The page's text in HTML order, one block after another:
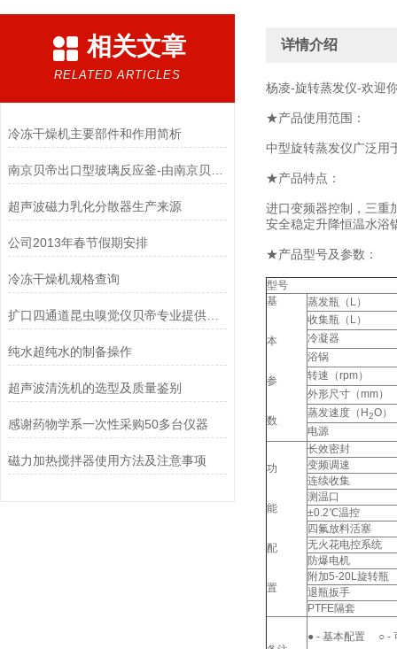
相关文章
RELATED ARTICLES
冷冻干燥机主要部件和作用简析
超声波磁力乳化分散器生产来源
公司2013年春节假期安排
冷冻干燥机规格查询
扩口四通道昆虫嗅觉仪贝帝专业提供定制
纯水超纯水的制备操作
超声波清洗机的选型及质量鉴别
感谢药物学系一次性采购50多台仪器
磁力加热搅拌器使用方法及注意事项
详情介绍
杨凌-旋转蒸发仪-欢迎
★产品使用范围：
中型旋转蒸发仪广泛用
★产品特点：
进口变频器控制，三重
安全稳定升降恒温水浴
★产品型号及参数：
型号
基
本
参
数
蒸发瓶（L）
收集瓶（L）
冷凝器
浴锅
转速（rpm）
外形尺寸（mm）
蒸发速度（H2O）
电源
功
能
配
置
长效密封
变频调速
连续收集
测温口
±0.2℃温控
四氟放料活塞
无火花电控系统
防爆电机
附加5-20L旋转瓶
退瓶扳手
PTFE隔套
● - 基本配置 ○ -